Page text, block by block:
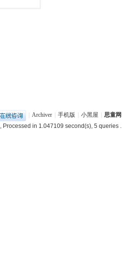
Archiver 手机版 小黑屋
思童网
, Processed in 1.047109 second(s), 5 queries .